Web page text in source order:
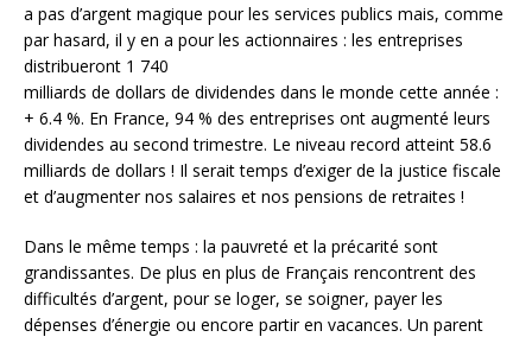
a pas d’argent magique pour les services publics mais, comme
par hasard, il y en a pour les actionnaires : les entreprises
distribueront 1 740
milliards de dollars de dividendes dans le monde cette année :
+ 6.4 %. En France, 94 % des entreprises ont augmenté leurs
dividendes au second trimestre. Le niveau record atteint 58.6
milliards de dollars ! Il serait temps d’exiger de la justice fiscale
et d’augmenter nos salaires et nos pensions de retraites !
Dans le même temps : la pauvreté et la précarité sont
grandissantes. De plus en plus de Français rencontrent des
difficultés d’argent, pour se loger, se soigner, payer les
dépenses d’énergie ou encore partir en vacances. Un parent